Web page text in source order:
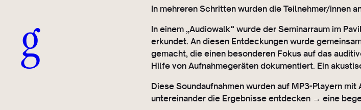
g
In mehreren Schritten wurden die Teilnehmer/innen
In einem „Audiowalk“ wurde der Seminarraum im
erkundet. An diesen Entdeckungen wurde
gemacht, die einen besonderen Fokus auf das
Hilfe von Aufnahmegeräten dokumentiert. Ein
Diese Soundaufnahmen wurden auf MP3-Playern
untereinander die Ergebnisse entdecken → eine